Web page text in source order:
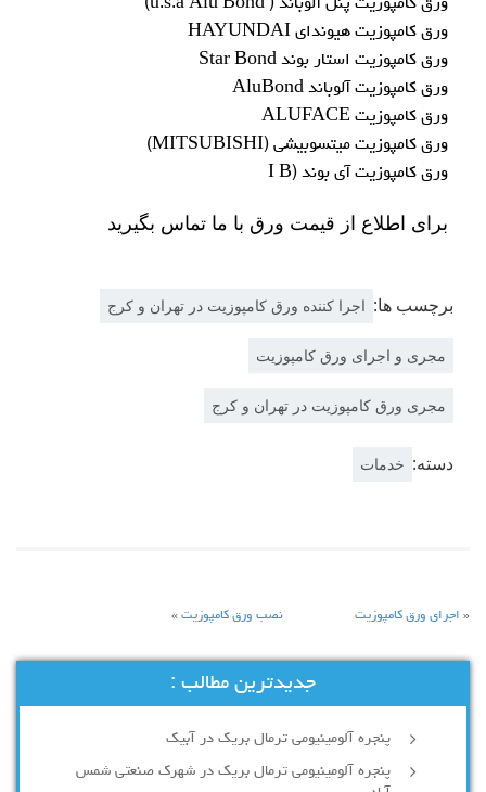
ورق کامپوزيت پنل آلوباند ( u.s.a Alu Bond)
ورق کامپوزيت هيونداي HAYUNDAI
ورق کامپوزيت استار بوند Star Bond
ورق کامپوزيت آلوباند AluBond
ورق کامپوزيت ALUFACE
ورق کامپوزيت ميتسوبيشي (MITSUBISHI)
ورق کامپوزيت آي بوند (I B
برای اطلاع از قیمت ورق با ما تماس بگیرید
برچسب ها: اجرا کننده ورق کامپوزیت در تهران و کرج
مجری و اجرای ورق کامپوزیت
مجری ورق کامپوزیت در تهران و کرج
دسته: خدمات
« اجرای ورق کامپوزیت نصب ورق کامپوزیت»
جدیدترین مطالب :
پنجره آلومینیومی ترمال بریک در آبیک
پنجره آلومینیومی ترمال بریک در شهرک صنعتی شمس